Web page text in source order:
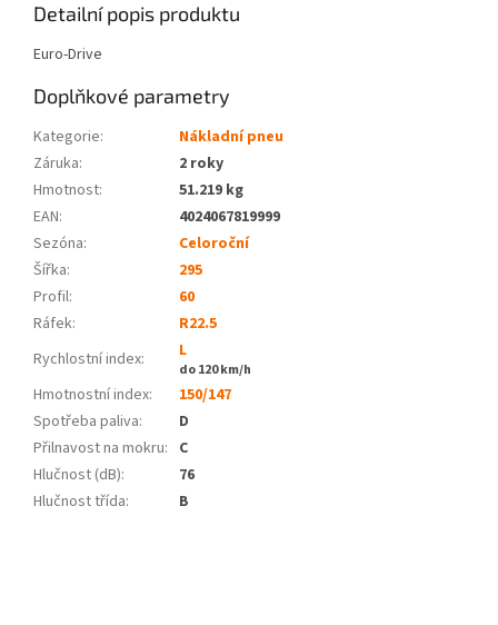
Detailní popis produktu
Euro-Drive
Doplňkové parametry
Kategorie:
Nákladní pneu
Záruka:
2 roky
Hmotnost:
51.219 kg
EAN:
4024067819999
Sezóna:
Celoroční
Šířka:
295
Profil:
60
Ráfek:
R22.5
Rychlostní index:
L
do 120 km/h
Hmotnostní index:
150/147
Spotřeba paliva:
D
Přilnavost na mokru: C
Hlučnost (dB):
76
Hlučnost třída: B